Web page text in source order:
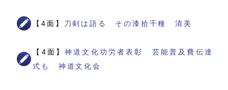
【4面】 刀剣は語る その漆拾千種 清美
【4面】神道文化功労者表彰 芸能普及費伝達
式も 神道文化会